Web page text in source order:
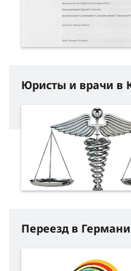
Юристы и врачи в
Переезд в